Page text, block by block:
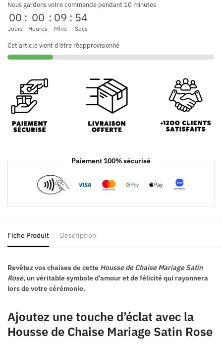
Nous gardons votre commande pendant 10 minutes
00
Jours
: 00
Heures
: 09
Mins
: 54
Secs
Cet article vient d'être réapprovisionné
Paiement 100% sécurisé
Fiche Produit Description
Revêtez vos chaises de cette Housse de Chaise Mariage Satin
Rose, un véritable symbole d’amour et de félicité qui rayonnera
lors de votre cérémonie.
Ajoutez une touche d’éclat avec la
Housse de Chaise Mariage Satin Rose